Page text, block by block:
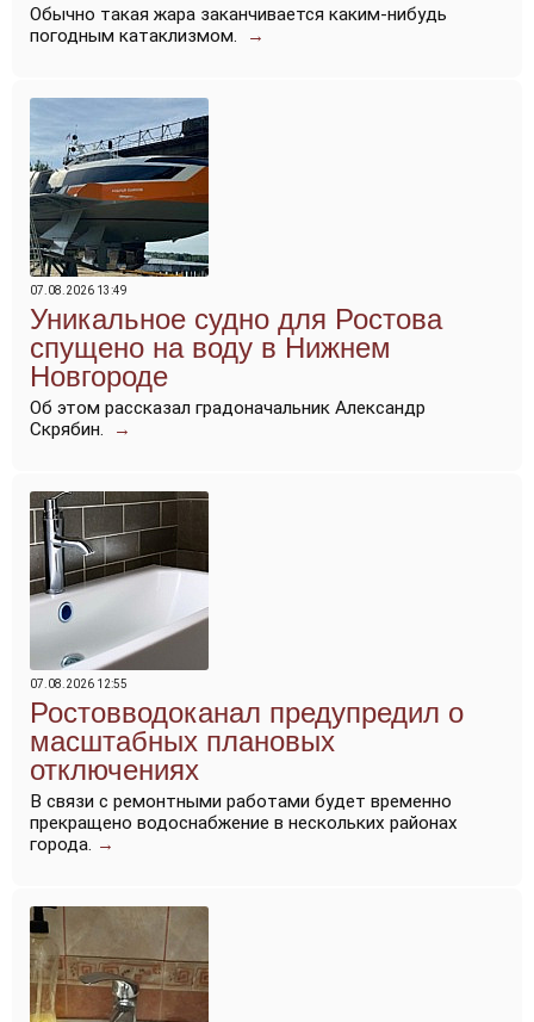
Обычно такая жара заканчивается каким-нибудь
погодным катаклизмом.
→
07.08.2026 13:49
Уникальное судно для Ростова
спущено на воду в Нижнем
Новгороде
Об этом рассказал градоначальник Александр
Скрябин.
→
07.08.2026 12:55
Ростовводоканал предупредил о
масштабных плановых
отключениях
В связи с ремонтными работами будет временно
прекращено водоснабжение в нескольких районах
города. →